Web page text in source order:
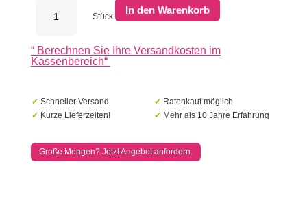
Geoplano
Menge
Stück
In den Warenkorb
“ Berechnen Sie Ihre Versandkosten im
Kassenbereich“
✔ Schneller Versand ✔ Ratenkauf möglich
✔ Kurze Lieferzeiten! ✔ Mehr als 10 Jahre Erfahrung
Große Mengen? Jetzt Angebot anfordern.